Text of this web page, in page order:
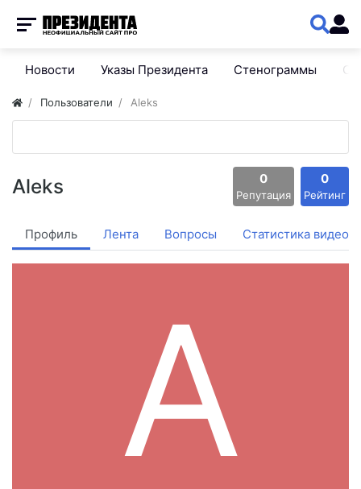
Новости Указы Президента Стенограммы
Пользователи Aleks
Aleks 0
Репутация
0
Рейтинг
Профиль Лента Вопросы Статистика видео
A